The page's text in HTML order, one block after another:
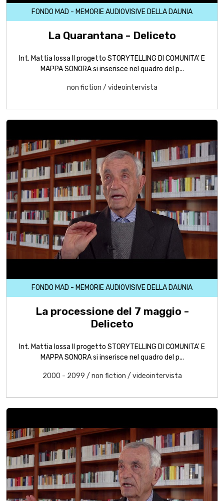
FONDO MAD - MEMORIE AUDIOVISIVE DELLA DAUNIA
La Quarantana - Deliceto
Int. Mattia Iossa Il progetto STORYTELLING DI COMUNITA' E
MAPPA SONORA si inserisce nel quadro del p...
non fiction / videointervista
FONDO MAD - MEMORIE AUDIOVISIVE DELLA DAUNIA
La processione del 7 maggio -
Deliceto
Int. Mattia Iossa Il progetto STORYTELLING DI COMUNITA' E
MAPPA SONORA si inserisce nel quadro del p...
2000 - 2099 / non fiction / videointervista